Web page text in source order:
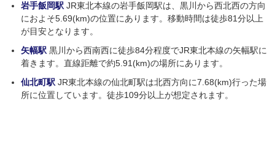
岩手飯岡駅 JR東北本線の岩手飯岡駅は、黒川から西北西の方向
におよそ5.69(km)の位置にあります。移動時間は徒歩81分以上
が目安となります。
矢幅駅 黒川から西南西に徒歩84分程度でJR東北本線の矢幅駅に
着きます。直線距離で約5.91(km)の場所にあります。
仙北町駅 JR東北本線の仙北町駅は北西方向に7.68(km)行った場
所に位置しています。徒歩109分以上が想定されます。